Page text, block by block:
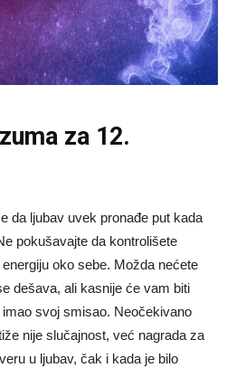
za 12.
da ljubav uvek pronađe put kada
pokušavajte da kontrolišete
oko sebe. Možda nećete
dešava, ali kasnije će vam biti
svoj smisao. Neočekivano
nije slučajnost, već nagrada za
u ljubav, čak i kada je bilo